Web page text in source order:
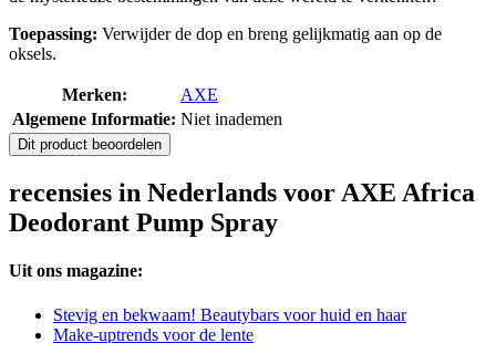
Toepassing: Verwijder de dop en breng gelijkmatig aan op de
oksels.
Merken:
AXE
Algemene Informatie: Niet inademen
Dit product beoordelen
recensies in Nederlands voor AXE Africa
Deodorant Pump Spray
Uit ons magazine:
Stevig en bekwaam! Beautybars voor huid en haar
Make-uptrends voor de lente